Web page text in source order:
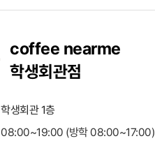
coffee nearme
학생회관점
학생회관 1층
08:00~19:00 (방학 08:00~17:00)